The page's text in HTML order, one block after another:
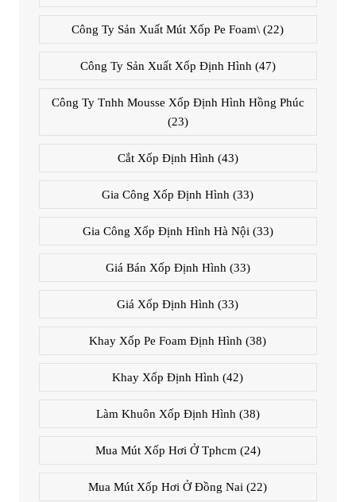
Công Ty Sản Xuất Mút Xốp Pe Foam\ (22)
Công Ty Sản Xuất Xốp Định Hình (47)
Công Ty Tnhh Mousse Xốp Định Hình Hồng Phúc
(23)
Cắt Xốp Định Hình (43)
Gia Công Xốp Định Hình (33)
Gia Công Xốp Định Hình Hà Nội (33)
Giá Bán Xốp Định Hình (33)
Giá Xốp Định Hình (33)
Khay Xốp Pe Foam Định Hình (38)
Khay Xốp Định Hình (42)
Làm Khuôn Xốp Định Hình (38)
Mua Mút Xốp Hơi Ở Tphcm (24)
Mua Mút Xốp Hơi Ở Đồng Nai (22)